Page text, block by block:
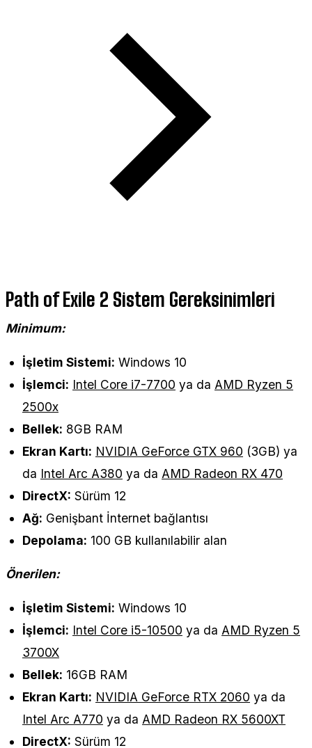
Path of Exile 2 Sistem Gereksinimleri
Minimum:
İşletim Sistemi: Windows 10
İşlemci: Intel Core i7-7700 ya da AMD Ryzen 5
2500x
Bellek: 8GB RAM
Ekran Kartı: NVIDIA GeForce GTX 960 (3GB) ya
da Intel Arc A380 ya da AMD Radeon RX 470
DirectX: Sürüm 12
Ağ: Genişbant İnternet bağlantısı
Depolama: 100 GB kullanılabilir alan
Önerilen:
İşletim Sistemi: Windows 10
İşlemci: Intel Core i5-10500 ya da AMD Ryzen 5
3700X
Bellek: 16GB RAM
Ekran Kartı: NVIDIA GeForce RTX 2060 ya da
Intel Arc A770 ya da AMD Radeon RX 5600XT
DirectX: Sürüm 12